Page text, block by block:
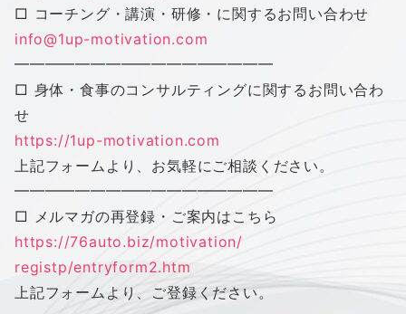
□ コーチング・講演・研修・に関するお問い合わせ
info@1up-motivation.com
━━━━━━━━━━━━━━━━━
□ 身体・食事のコンサルティングに関するお問い合わ
せ
https://1up-motivation.com
上記フォームより、お気軽にご相談ください。
━━━━━━━━━━━━━━━━━
□ メルマガの再登録・ご案内はこちら
https://76auto.biz/motivation/
registp/entryform2.htm
上記フォームより、ご登録ください。